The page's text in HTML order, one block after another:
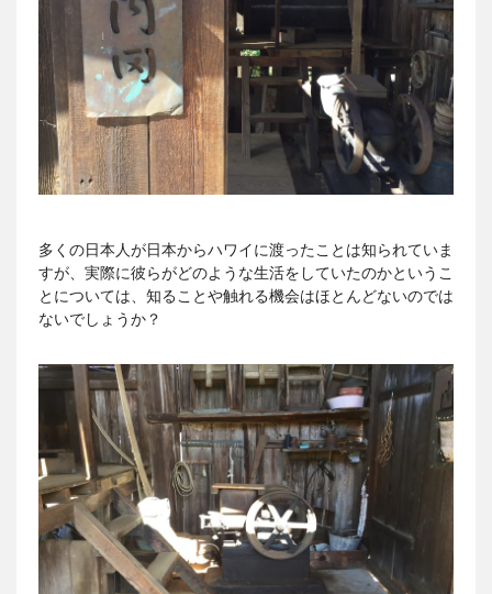
多くの日本人が日本からハワイに渡ったことは知られていま
すが、実際に彼らがどのような生活をしていたのかというこ
とについては、知ることや触れる機会はほとんどないのでは
ないでしょうか？